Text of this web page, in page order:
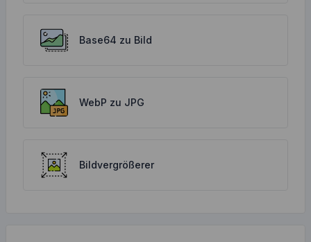
Base64 zu Bild
WebP zu JPG
Bildvergrößerer